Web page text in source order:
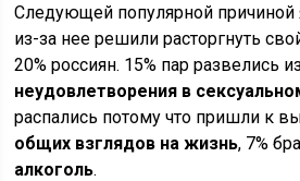
Следующей популярной причиной
из-за нее решили расторгнуть
20% россиян. 15% пар развелись
неудовлетворения в
распались потому что пришли к
общих взглядов на жизнь, 7%
алкоголь.